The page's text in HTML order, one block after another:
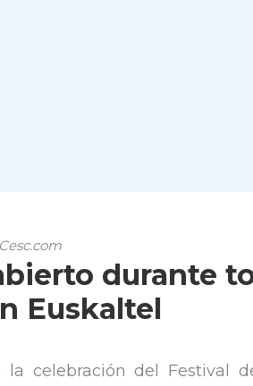
durante
Euskaltel
la celebración del Festival